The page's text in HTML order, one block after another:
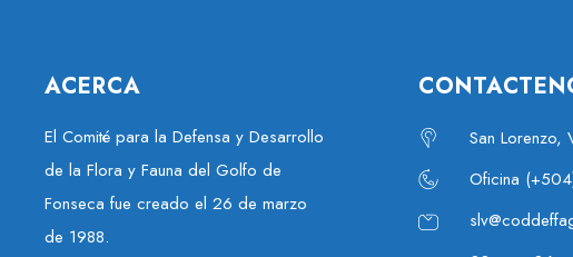
ACERCA
El Comité para la Defensa y Desarrollo
de la Flora y Fauna del Golfo de
Fonseca fue creado el 26 de marzo
de 1988.
San Lorenzo,
Oficina